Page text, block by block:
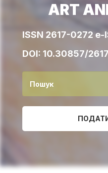
ART
ISSN 2617-0272
DOI: 10.30857/